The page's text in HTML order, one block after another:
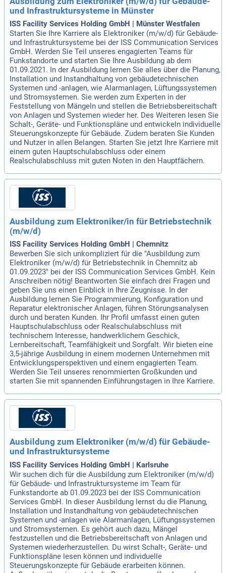
und Infrastruktursysteme in Münster
ISS Facility Services Holding GmbH | Münster Westfalen
Starten Sie Ihre Karriere als Elektroniker (m/w/d) für Gebäude-
und Infrastruktursysteme bei der ISS Communication Services
GmbH. Werden Sie Teil unseres engagierten Teams für
Funkstandorte und starten Sie Ihre Ausbildung ab dem
01.09.2021. In der Ausbildung lernen Sie alles über die Planung,
Installation und Instandhaltung von gebäudetechnischen
Systemen und -anlagen, wie Alarmanlagen, Lüftungssystemen
und Stromsystemen. Sie werden zum Experten in der
Feststellung von Mängeln und stellen die Betriebsbereitschaft
von Anlagen und Systemen wieder her. Des Weiteren lesen Sie
Schalt-, Geräte- und Funktionspläne und entwickeln individuelle
Steuerungskonzepte für Gebäude. Zudem beraten Sie Kunden
und Nutzer in allen Belangen. Starten Sie jetzt Ihre Karriere mit
einem guten Hauptschulabschluss oder einem
Realschulabschluss mit guten Noten in den Hauptfächern.
Ausbildung zum Elektroniker/in für Betriebstechnik
(m/w/d)
ISS Facility Services Holding GmbH | Chemnitz
Bewerben Sie sich unkompliziert für die "Ausbildung zum
Elektroniker (m/w/d) für Betriebstechnik in Chemnitz ab
01.09.2023" bei der ISS Communication Services GmbH. Kein
Anschreiben nötig! Beantworten Sie einfach drei Fragen und
geben Sie uns einen Einblick in Ihre Zeugnisse. In der
Ausbildung lernen Sie Programmierung, Konfiguration und
Reparatur elektronischer Anlagen, führen Störungsanalysen
durch und beraten Kunden. Ihr Profil umfasst einen guten
Hauptschulabschluss oder Realschulabschluss mit
technischem Interesse, handwerklichem Geschick,
Lernbereitschaft, Teamfähigkeit und Sorgfalt. Wir bieten eine
3,5-jährige Ausbildung in einem modernen Unternehmen mit
Entwicklungsperspektiven und einem engagierten Team.
Werden Sie Teil unseres renommierten Großkunden und
starten Sie mit spannenden Einführungstagen in Ihre Karriere.
Ausbildung zum Elektroniker (m/w/d) für Gebäude-
und Infrastruktursysteme
ISS Facility Services Holding GmbH | Karlsruhe
Wir suchen dich für die Ausbildung zum Elektroniker (m/w/d)
für Gebäude- und Infrastruktursysteme im Team für
Funkstandorte ab 01.09.2023 bei der ISS Communication
Services GmbH. In dieser Ausbildung lernst du die Planung,
Installation und Instandhaltung von gebäudetechnischen
Systemen und -anlagen wie Alarmanlagen, Lüftungssystemen
und Stromsystemen. Es gehört auch dazu, Mängel
festzustellen und die Betriebsbereitschaft von Anlagen und
Systemen wiederherzustellen. Du wirst Schalt-, Geräte- und
Funktionspläne lesen können und individuelle
Steuerungskonzepte für Gebäude erarbeiten können.